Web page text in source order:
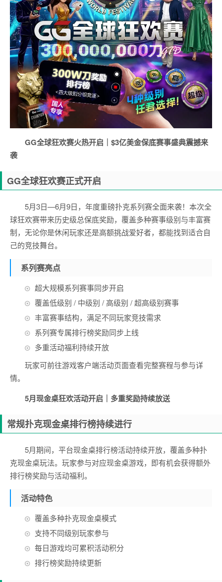
GG全球狂欢赛火热开启｜$3亿美金保底赛事盛典震撼来
袭
GG全球狂欢赛正式开启
5月3日—6月9日，年度重磅扑克系列赛全面来袭！本次全
球狂欢赛带来历史级总保底奖励，覆盖多种赛事级别与丰富赛
制，无论你是休闲玩家还是高额挑战爱好者，都能找到适合自
己的竞技舞台。
系列赛亮点
超大规模系列赛事同步开启
覆盖低级别 / 中级别 / 高级别 / 超高级别赛事
丰富赛事结构，满足不同玩家竞技需求
系列赛专属排行榜奖励同步上线
多重活动福利持续开放
玩家可前往游戏客户端活动页面查看完整赛程与参与详
情。
5月现金桌狂欢活动开启｜多重奖励持续放送
常规扑克现金桌排行榜持续进行
5月期间，平台现金桌排行榜活动持续开放，覆盖多种扑
克现金桌玩法。玩家参与对应现金桌游戏，即有机会获得额外
排行榜奖励与活动福利。
活动特色
覆盖多种扑克现金桌模式
支持不同级别玩家参与
每日游戏均可累积活动积分
排行榜奖励持续更新